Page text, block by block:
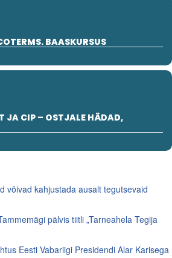
BAASKURSUS
JA CIP – OSTJALE HÄDAD,
võivad kahjustada ausalt tegutsevaid
pälvis tiitli „Tarneahela Tegija
Eesti Vabariigi Presidendi Alar Karisega